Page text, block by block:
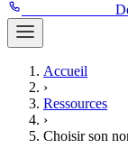
Accueil
›
Ressources
›
Choisir son